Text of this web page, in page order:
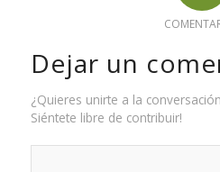
Dejar un
¿Quieres unirte a la
Siéntete libre de contribuir!